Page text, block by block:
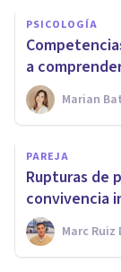
PSICOLOGÍA
a
Marian
PAREJA
Rupturas de
convivencia
Marc